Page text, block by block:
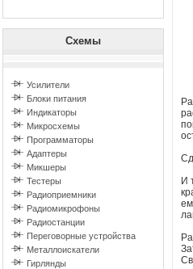
Схемы
Усилители
Блоки питания
Индикаторы
Микросхемы
Программаторы
Адаптеры
Микшеры
Тестеры
Радиоприемники
Радиомикрофоны
Радиостанции
Переговорные устройства
Металлоискатели
Гирлянды
И